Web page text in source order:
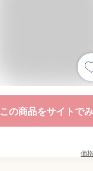
この商品をサイトで
価